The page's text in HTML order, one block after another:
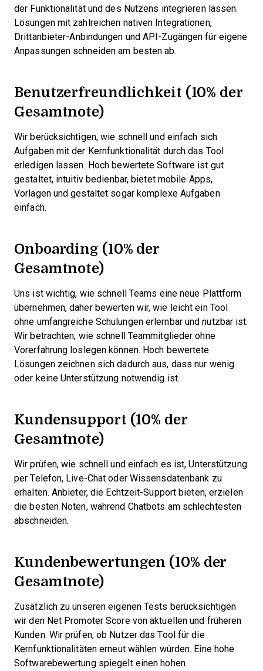
der Funktionalität und des Nutzens integrieren lassen.
Lösungen mit zahlreichen nativen Integrationen,
Drittanbieter-Anbindungen und API-Zugängen für eigene
Anpassungen schneiden am besten ab.
Benutzerfreundlichkeit (10% der
Gesamtnote)
Wir berücksichtigen, wie schnell und einfach sich
Aufgaben mit der Kernfunktionalität durch das Tool
erledigen lassen. Hoch bewertete Software ist gut
gestaltet, intuitiv bedienbar, bietet mobile Apps,
Vorlagen und gestaltet sogar komplexe Aufgaben
einfach.
Onboarding (10% der
Gesamtnote)
Uns ist wichtig, wie schnell Teams eine neue Plattform
übernehmen, daher bewerten wir, wie leicht ein Tool
ohne umfangreiche Schulungen erlernbar und nutzbar ist.
Wir betrachten, wie schnell Teammitglieder ohne
Vorerfahrung loslegen können. Hoch bewertete
Lösungen zeichnen sich dadurch aus, dass nur wenig
oder keine Unterstützung notwendig ist.
Kundensupport (10% der
Gesamtnote)
Wir prüfen, wie schnell und einfach es ist, Unterstützung
per Telefon, Live-Chat oder Wissensdatenbank zu
erhalten. Anbieter, die Echtzeit-Support bieten, erzielen
die besten Noten, während Chatbots am schlechtesten
abschneiden.
Kundenbewertungen (10% der
Gesamtnote)
Zusätzlich zu unseren eigenen Tests berücksichtigen
wir den Net Promoter Score von aktuellen und früheren
Kunden. Wir prüfen, ob Nutzer das Tool für die
Kernfunktionalitäten erneut wählen würden. Eine hohe
Softwarebewertung spiegelt einen hohen